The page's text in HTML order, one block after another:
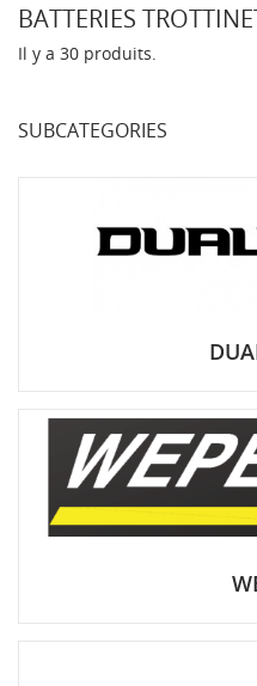
BATTERIES
Il y a 30 produits.
SUBCATEGORIES